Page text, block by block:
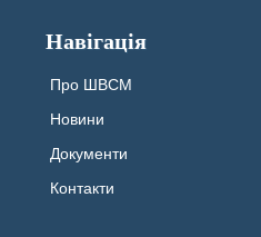
Навігація
Про ШВСМ
Новини
Документи
Контакти